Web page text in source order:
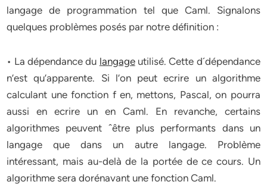
langage de programmation tel que Caml. Signalons
quelques problèmes posés par notre déﬁnition :
• La dépendance du langageutilisé. Cette d´dépendance
n’est qu’apparente. Si l’on peut ecrire un algorithme
calculant une fonction f en, mettons, Pascal, on pourra
aussi en ecrire un en Caml. En revanche, certains
algorithmes peuvent ˆêtre plus performants dans un
langage que dans un autre langage. Problème
intéressant, mais au-delà de la portée de ce cours. Un
algorithme sera dorénavant une fonction Caml.